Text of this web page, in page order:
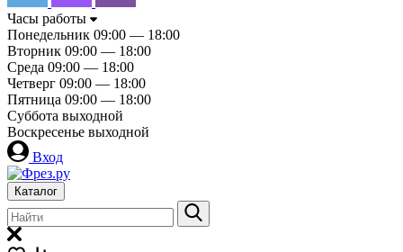
Часы работы
Понедельник 09:00 — 18:00
Вторник 09:00 — 18:00
Среда 09:00 — 18:00
Четверг 09:00 — 18:00
Пятница 09:00 — 18:00
Суббота выходной
Воскресенье выходной
Вход
Каталог